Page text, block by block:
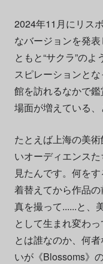
2024年11月にリス
なバージョンを発
ともと“サクラ”の
スピレーションと
館を訪れるなかで
場面が増えている、
たとえば上海の美
いオーディエンス
見たんです。何を
着替えてから作品
真を撮って......と、
として生まれ変わ
とは誰なのか、何
いが《Blossoms》